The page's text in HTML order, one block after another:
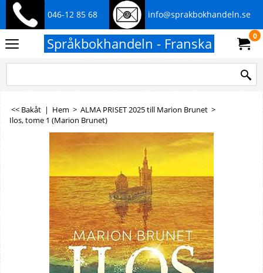
046-12 85 68 info@sprakbokhandeln.se
Språkbokhandeln - Franska 0
<< Bakåt | Hem > ALMA PRISET 2025 till Marion Brunet >
Ilos, tome 1 (Marion Brunet)